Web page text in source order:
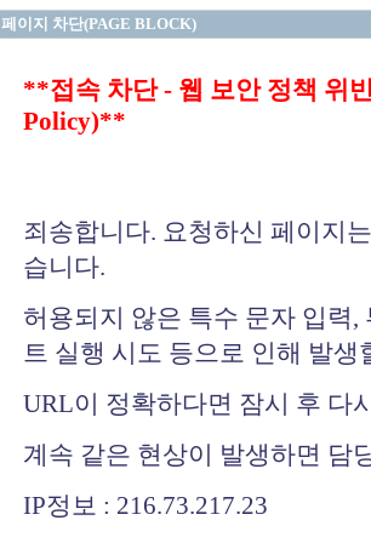
페이지 차단(PAGE BLOCK)
**접속 차단 - 웹 보안 정책 위
Policy)**
죄송합니다. 요청하신 페이지
습니다.
허용되지 않은 특수 문자 입력
트 실행 시도 등으로 인해 발생
URL이 정확하다면 잠시 후 다
계속 같은 현상이 발생하면 담
IP정보 : 216.73.217.23